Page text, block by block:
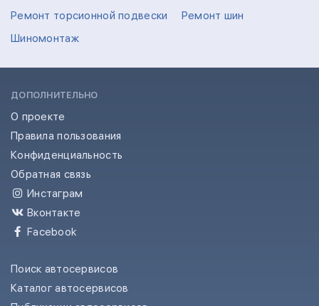
Ремонт торсионной подвески
Ремонт шин
Шиномонтаж
ДОПОЛНИТЕЛЬНО
О проекте
Правила пользования
Конфиденциальность
Обратная связь
Инстаграм
Вконтакте
Facebook
Поиск автосервисов
Каталог автосервисов